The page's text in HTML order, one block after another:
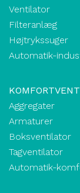
Ventilator
Filteranlæg
Højtrykssuger
Automatik-
Aggregater
Armaturer
Boksventilator
Tagventilator
Automatik-